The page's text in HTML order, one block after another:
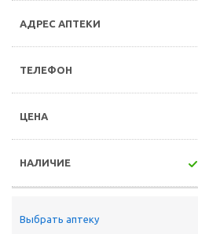
Выбрать аптеку